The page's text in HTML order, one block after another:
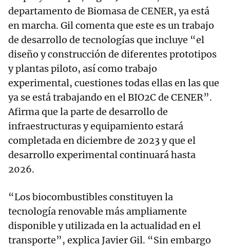
departamento de Biomasa de CENER, ya está
en marcha. Gil comenta que este es un trabajo
de desarrollo de tecnologías que incluye “el
diseño y construcción de diferentes prototipos
y plantas piloto, así como trabajo
experimental, cuestiones todas ellas en las que
ya se está trabajando en el BIO2C de CENER”.
Afirma que la parte de desarrollo de
infraestructuras y equipamiento estará
completada en diciembre de 2023 y que el
desarrollo experimental continuará hasta
2026.
“Los biocombustibles constituyen la
tecnología renovable más ampliamente
disponible y utilizada en la actualidad en el
transporte”, explica Javier Gil. “Sin embargo